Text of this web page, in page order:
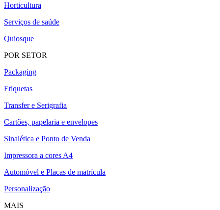
Horticultura
Serviços de saúde
Quiosque
POR SETOR
Packaging
Etiquetas
Transfer e Serigrafia
Cartões, papelaria e envelopes
Sinalética e Ponto de Venda
Impressora a cores A4
Automóvel e Placas de matrícula
Personalização
MAIS